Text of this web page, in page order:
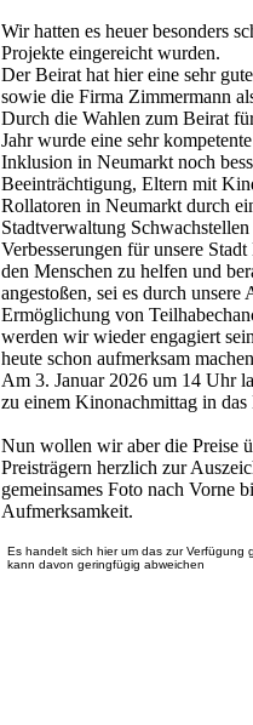
Wir hatten es heuer besonders
Projekte eingereicht wurden.
Der Beirat hat hier eine sehr
sowie die Firma Zimmermann
Durch die Wahlen zum Beirat
Jahr wurde eine sehr
Inklusion in Neumarkt noch
Beeinträchtigung, Eltern mit
Rollatoren in Neumarkt durch
Stadtverwaltung
Verbesserungen für unsere
den Menschen zu helfen und
angestoßen, sei es durch
Ermöglichung von
werden wir wieder engagiert
heute schon aufmerksam
Am 3. Januar 2026 um 14 Uhr
zu einem Kinonachmittag in
Nun wollen wir aber die Preise
Preisträgern herzlich zur
gemeinsames Foto nach Vorne
Aufmerksamkeit.
Es handelt sich hier um das zur Verfügung
kann davon geringfügig abweichen